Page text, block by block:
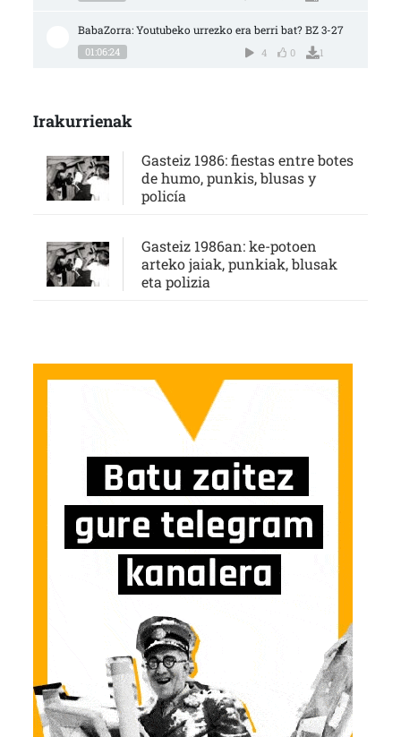
BabaZorra: Youtubeko urrezko era berri bat? BZ 3-27
01:06:24 4 0 1
Irakurrienak
Gasteiz 1986: fiestas entre botes
de humo, punkis, blusas y
policía
Gasteiz 1986an: ke-potoen
arteko jaiak, punkiak, blusak
eta polizia